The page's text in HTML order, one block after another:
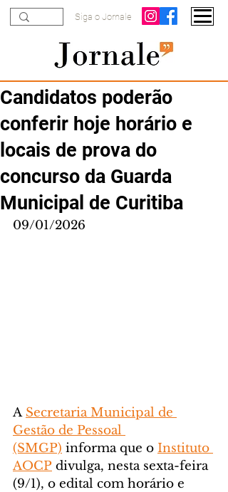
Siga o Jornale
Candidatos poderão
conferir hoje horário e
locais de prova do
concurso da Guarda
Municipal de Curitiba
09/01/2026
A Secretaria Municipal de
Gestão de Pessoal
(SMGP) informa que o Instituto
AOCP divulga, nesta sexta-feira
(9/1), o edital com horário e